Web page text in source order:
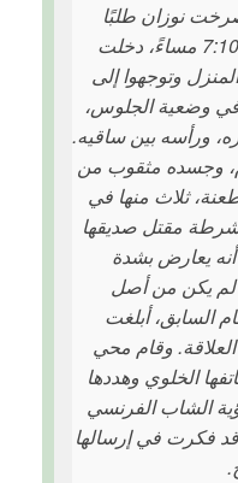
نوزان طلبًا
للمساعدة. وفي الساعة 7:10 مساءً، دخلت
وتوجهوا إلى
في وضعية الجلوس،
ورأسه بين ساقيه.
وجسده مثقوب من
جانب. وقد طعن 19 طعنة، ثلاث منها في
مقتل صديقها
يعارض بشدة
لم يكن من أصل
السابق، أبلغت
وقام محي
الخلوي وهددها
الشاب الفرنسي
قد فكرت في إرسالها